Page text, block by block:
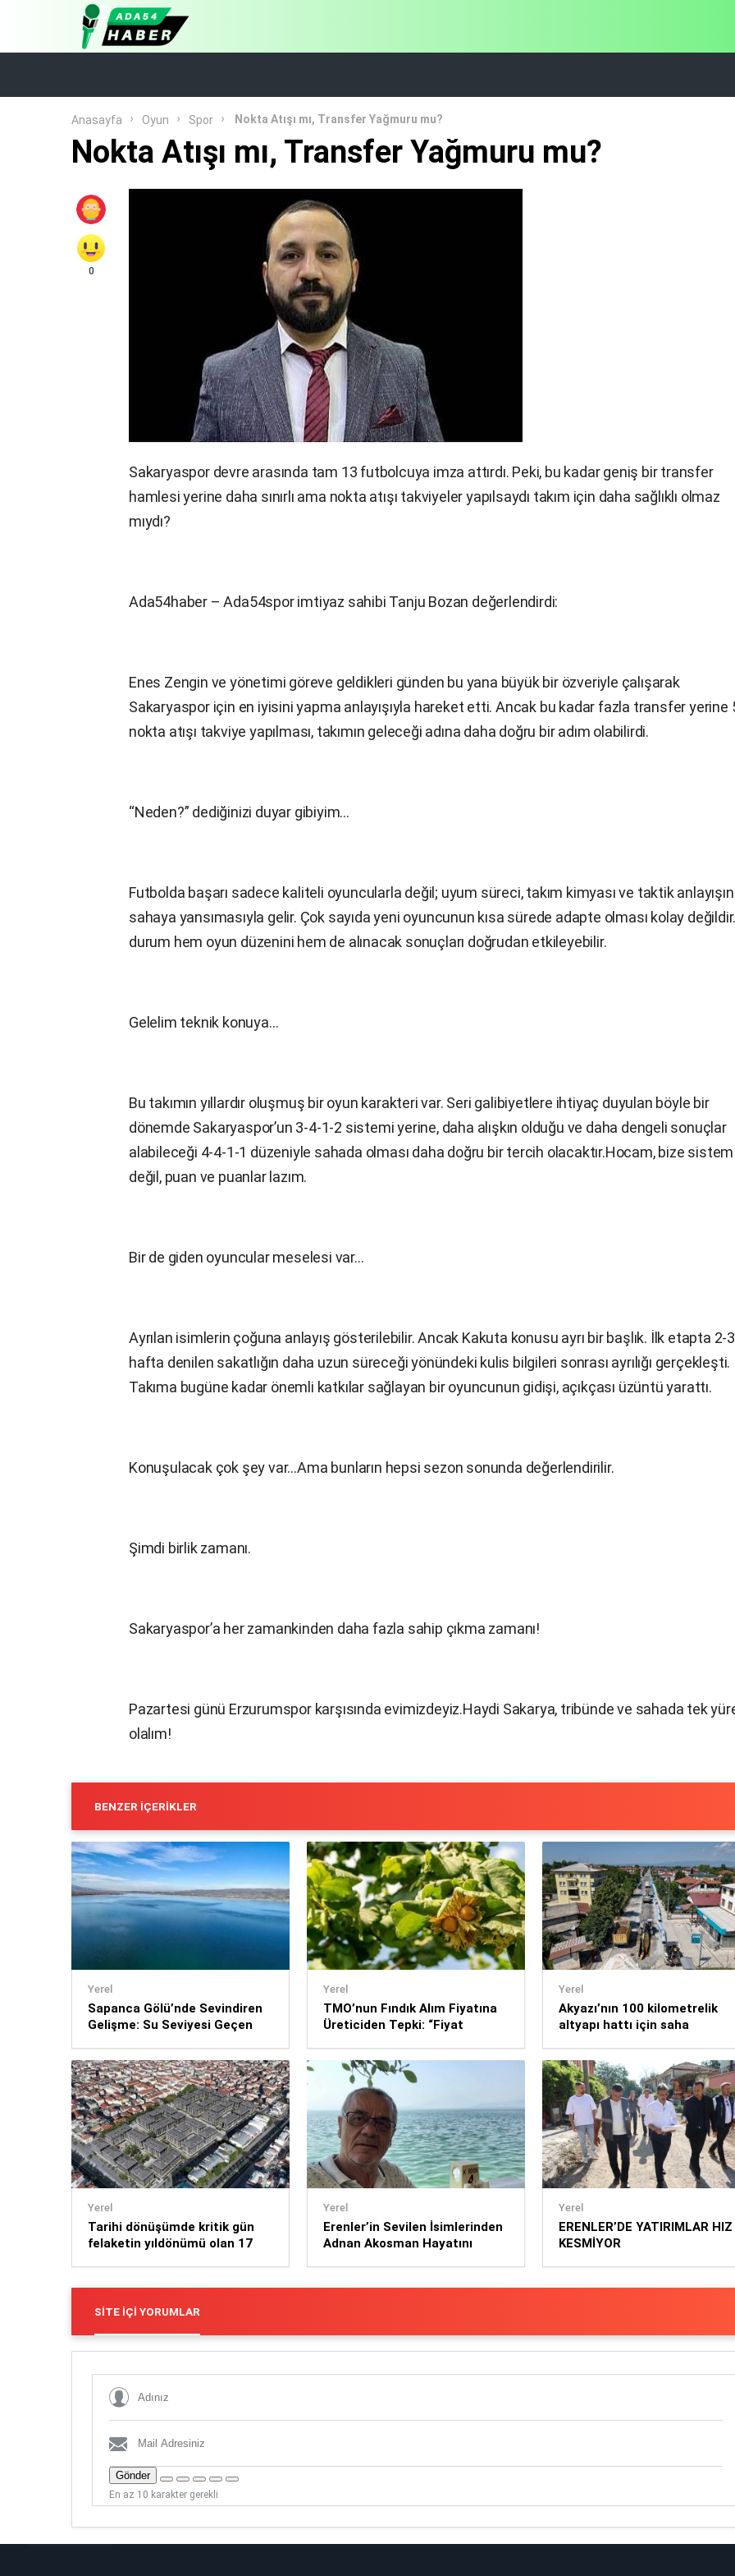
Anasayfa Oyun Spor Nokta Atışı mı, Transfer Yağmuru mu?
Nokta Atışı mı, Transfer Yağmuru mu?
0
Sakaryaspor devre arasında tam 13 futbolcuya imza attırdı. Peki, bu kadar geniş bir transfer
hamlesi yerine daha sınırlı ama nokta atışı takviyeler yapılsaydı takım için daha sağlıklı olmaz
mıydı?
Ada54haber – Ada54spor imtiyaz sahibi Tanju Bozan değerlendirdi:
Enes Zengin ve yönetimi göreve geldikleri günden bu yana büyük bir özveriyle çalışarak
Sakaryaspor için en iyisini yapma anlayışıyla hareket etti. Ancak bu kadar fazla transfer yerine
nokta atışı takviye yapılması, takımın geleceği adına daha doğru bir adım olabilirdi.
“Neden?” dediğinizi duyar gibiyim…
Futbolda başarı sadece kaliteli oyuncularla değil; uyum süreci, takım kimyası ve taktik
sahaya yansımasıyla gelir. Çok sayıda yeni oyuncunun kısa sürede adapte olması kolay
durum hem oyun düzenini hem de alınacak sonuçları doğrudan etkileyebilir.
Gelelim teknik konuya…
Bu takımın yıllardır oluşmuş bir oyun karakteri var. Seri galibiyetlere ihtiyaç duyulan böyle bir
dönemde Sakaryaspor’un 3-4-1-2 sistemi yerine, daha alışkın olduğu ve daha dengeli sonuçlar
alabileceği 4-4-1-1 düzeniyle sahada olması daha doğru bir tercih olacaktır.Hocam, bize sistem
değil, puan ve puanlar lazım.
Bir de giden oyuncular meselesi var…
Ayrılan isimlerin çoğuna anlayış gösterilebilir. Ancak Kakuta konusu ayrı bir başlık. İlk etapta 2-3
hafta denilen sakatlığın daha uzun süreceği yönündeki kulis bilgileri sonrası ayrılığı gerçekleşti.
Takıma bugüne kadar önemli katkılar sağlayan bir oyuncunun gidişi, açıkçası üzüntü yarattı.
Konuşulacak çok şey var…Ama bunların hepsi sezon sonunda değerlendirilir.
Şimdi birlik zamanı.
Sakaryaspor’a her zamankinden daha fazla sahip çıkma zamanı!
Pazartesi günü Erzurumspor karşısında evimizdeyiz.Haydi Sakarya, tribünde ve sahada tek
olalım!
BENZER İÇERIKLER
Yerel
Sapanca Gölü’nde Sevindiren
Gelişme: Su Seviyesi Geçen
Yüksek
Yerel
TMO’nun Fındık Alım Fiyatına
Üreticiden Tepki: “Fiyat
Yerel
Akyazı’nın 100 kilometrelik
altyapı hattı için saha
Yerel
Tarihi dönüşümde kritik gün
felaketin yıldönümü olan 17
Yerel
Erenler’in Sevilen İsimlerinden
Adnan Akosman Hayatını
Yerel
ERENLER’DE YATIRIMLAR HIZ
KESMİYOR
SITE İÇI YORUMLAR
Gönder
En az 10 karakter gerekli